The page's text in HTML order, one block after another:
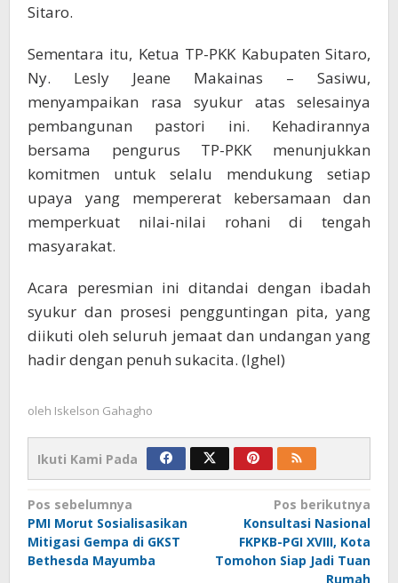
Sitaro.
Sementara itu, Ketua TP-PKK Kabupaten Sitaro,
Ny. Lesly Jeane Makainas – Sasiwu,
menyampaikan rasa syukur atas selesainya
pembangunan pastori ini. Kehadirannya
bersama pengurus TP-PKK menunjukkan
komitmen untuk selalu mendukung setiap
upaya yang mempererat kebersamaan dan
memperkuat nilai-nilai rohani di tengah
masyarakat.
Acara peresmian ini ditandai dengan ibadah
syukur dan prosesi pengguntingan pita, yang
diikuti oleh seluruh jemaat dan undangan yang
hadir dengan penuh sukacita. (Ighel)
oleh Iskelson Gahagho
Ikuti Kami Pada
Navigasi
pos
Pos sebelumnya
PMI Morut Sosialisasikan
Mitigasi Gempa di GKST
Bethesda Mayumba
Pos berikutnya
Konsultasi Nasional
FKPKB-PGI XVIII, Kota
Tomohon Siap Jadi Tuan
Rumah